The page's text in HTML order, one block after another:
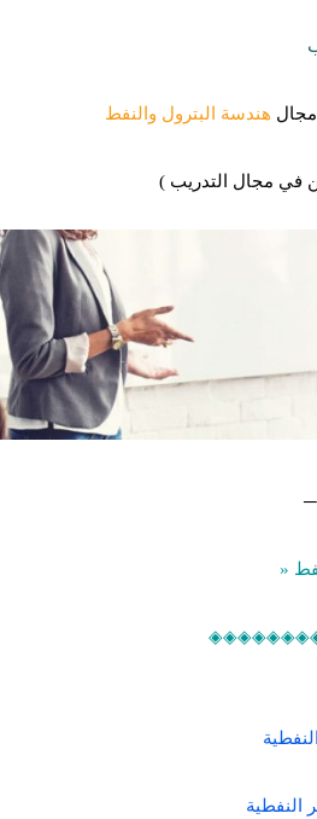
مجال هندسة البترول والنفط
في مجال التدريب )
«
النفطية